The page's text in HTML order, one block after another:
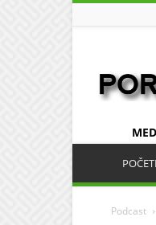
Podcast